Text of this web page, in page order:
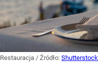
Restauracja / Źródło: Shutterstock